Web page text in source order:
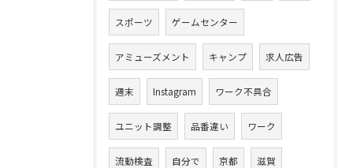
スポーツ ゲームセンター
アミューズメント キャンプ 求人広告
週末 Instagram ワーク不具合
ユニット調整 品番違い ワーク
流動検査 自分で 京都 滋賀